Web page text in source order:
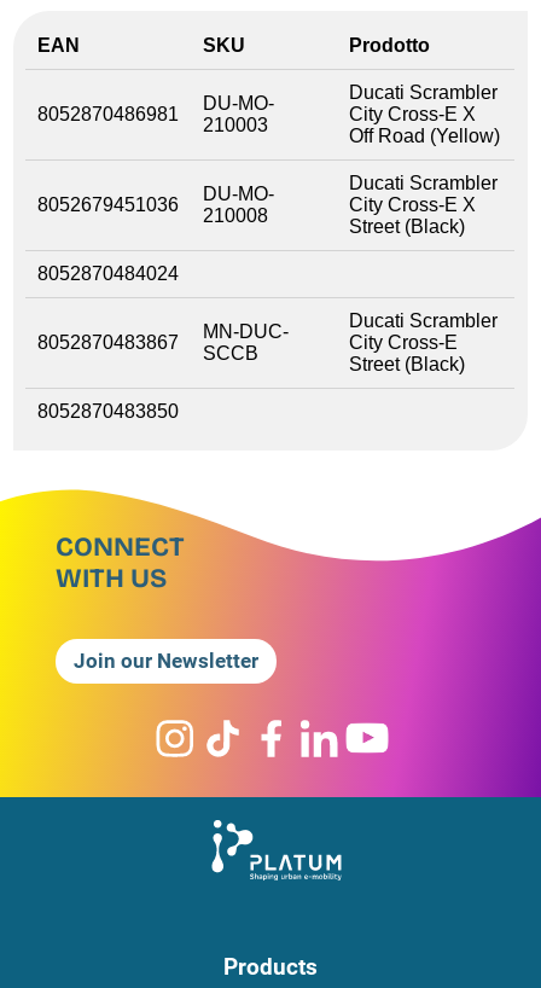
EAN SKU Prodotto
8052870486981
DU-MO-
210003
Ducati Scrambler
City Cross-E X
Off Road (Yellow)
8052679451036
DU-MO-
210008
Ducati Scrambler
City Cross-E X
Street (Black)
8052870484024
8052870483867
MN-DUC-
SCCB
Ducati Scrambler
City Cross-E
Street (Black)
8052870483850
CONNECT
WITH US
Join our Newsletter
Products